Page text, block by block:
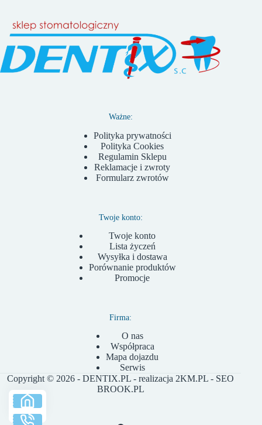
Ważne:
Polityka prywatności
Polityka Cookies
Regulamin Sklepu
Reklamacje i zwroty
Formularz zwrotów
Twoje konto:
Twoje konto
Lista życzeń
Wysyłka i dostawa
Porównanie produktów
Promocje
Firma:
O nas
Współpraca
Mapa dojazdu
Serwis
Copyright © 2026 - DENTIX.PL - realizacja 2KM.PL - SEO
BROOK.PL